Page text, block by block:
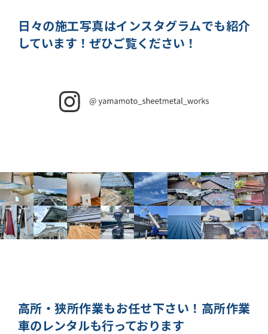
日々の施工写真はインスタグラムでも紹介
しています！ ぜひご覧ください！
高所・狭所作業もお任せ下さい！ 高所作業
車のレンタルも行っております